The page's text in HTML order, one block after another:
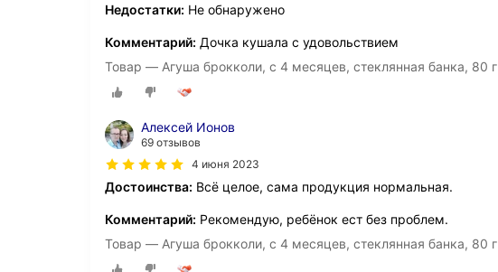
Недостатки: Не обнаружено
Комментарий: Дочка кушала с удовольствием
Товар — Агуша брокколи, с 4 месяцев, стеклянная банка, 80 г
Алексей Ионов
69 отзывов
4 июня 2023
Достоинства: Всё целое, сама продукция нормальная.
Комментарий: Рекомендую, ребёнок ест без проблем.
Товар — Агуша брокколи, с 4 месяцев, стеклянная банка, 80 г